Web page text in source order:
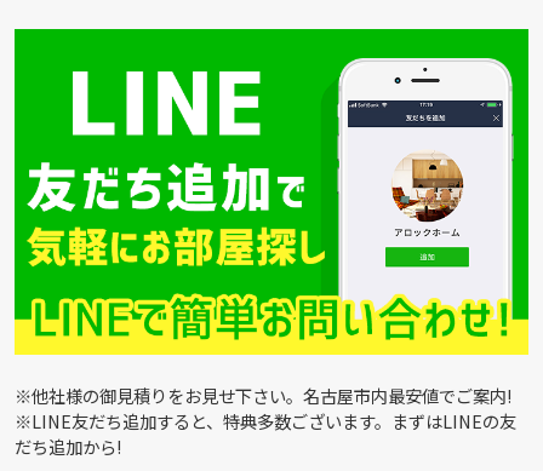
※他社様の御見積りをお見せ下さい。名古屋市内最安値でご案内!
※LINE友だち追加すると、特典多数ございます。まずはLINEの友
だち追加から!